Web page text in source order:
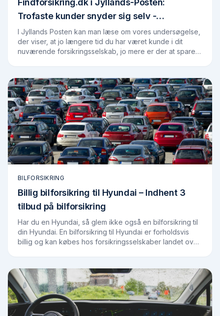
Findforsikring.dk i Jyllands-Posten:
Trofaste kunder snyder sig selv -
Findforsikring.dk
I Jyllands Posten kan man læse om vores undersøgelse,
der viser, at jo længere tid du har været kunde i dit
nuværende forsikringsselskab, jo mere er der at spare
BILFORSIKRING
Billig bilforsikring til Hyundai – Indhent 3
tilbud på bilforsikring
Har du en Hyundai, så glem ikke også en bilforsikring til
din Hyundai. En bilforsikring til Hyundai er forholdsvis
billig og kan købes hos forsikringsselskaber landet over